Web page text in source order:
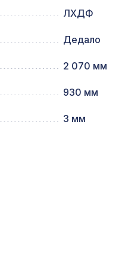
7043 ₽
2372 ₽
ЛХДФ
Дедало
2 070 мм
930 мм
3 мм